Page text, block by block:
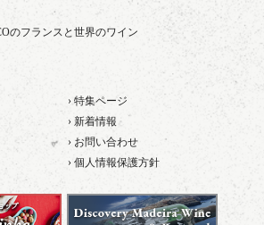
のフランスと世界のワイン
› 特集ページ
› 新着情報
› お問い合わせ
› 個人情報保護方針